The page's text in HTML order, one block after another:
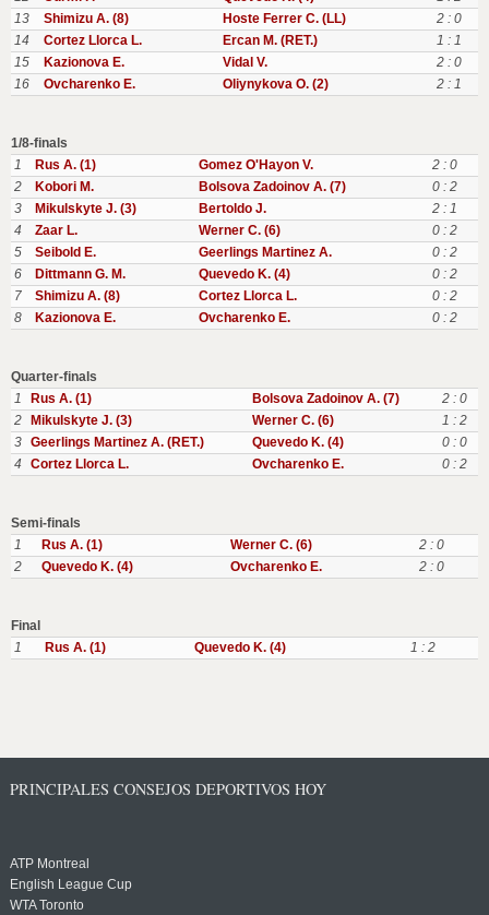
13
Shimizu A. (8) Hoste Ferrer C. (LL)
2 : 0
14
Cortez Llorca L. Ercan M. (RET.)
1 : 1
15
Kazionova E. Vidal V.
2 : 0
16
Ovcharenko E. Oliynykova O. (2) 2 : 1
1/8-finals
1
Rus A. (1) Gomez O'Hayon V.
2 : 0
2
Kobori M. Bolsova Zadoinov A. (7)
0 : 2
3
Mikulskyte J. (3) Bertoldo J.
2 : 1
4
Zaar L. Werner C. (6)
0 : 2
5
Seibold E. Geerlings Martinez A.
0 : 2
6
Dittmann G. M. Quevedo K. (4)
0 : 2
7
Shimizu A. (8) Cortez Llorca L.
0 : 2
8
Kazionova E. Ovcharenko E. 0 : 2
Quarter-finals
1
Rus A. (1) Bolsova Zadoinov A. (7)
2 : 0
2
Mikulskyte J. (3) Werner C. (6)
1 : 2
3 Geerlings Martinez A. (RET.) Quevedo K. (4)
0 : 0
4
Cortez Llorca L. Ovcharenko E. 0 : 2
Semi-finals
1
Rus A. (1) Werner C. (6)
2 : 0
2
Quevedo K. (4) Ovcharenko E. 2 : 0
Final
1
Rus A. (1) Quevedo K. (4) 1 : 2
PRINCIPALES CONSEJOS DEPORTIVOS HOY
ATP Montreal
English League Cup
WTA Toronto